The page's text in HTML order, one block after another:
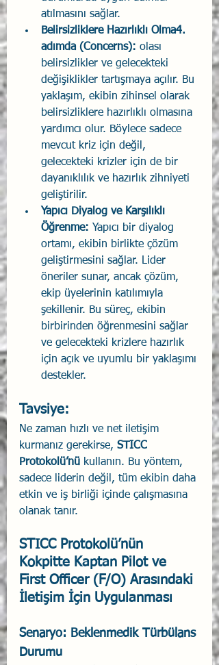
atılmasını sağlar.
Belirsizliklere Hazırlıklı Olma4.
adımda (Concerns): olası
belirsizlikler ve gelecekteki
değişiklikler tartışmaya açılır. Bu
yaklaşım, ekibin zihinsel olarak
belirsizliklere hazırlıklı olmasına
yardımcı olur. Böylece sadece
mevcut kriz için değil,
gelecekteki krizler için de bir
dayanıklılık ve hazırlık zihniyeti
geliştirilir.
Yapıcı Diyalog ve Karşılıklı
Öğrenme: Yapıcı bir diyalog
ortamı, ekibin birlikte çözüm
geliştirmesini sağlar. Lider
öneriler sunar, ancak çözüm,
ekip üyelerinin katılımıyla
şekillenir. Bu süreç, ekibin
birbirinden öğrenmesini sağlar
ve gelecekteki krizlere hazırlık
için açık ve uyumlu bir yaklaşımı
destekler.
Tavsiye:
Ne zaman hızlı ve net iletişim
kurmanız gerekirse, STICC
Protokolü’nü kullanın. Bu yöntem,
sadece liderin değil, tüm ekibin daha
etkin ve iş birliği içinde çalışmasına
olanak tanır.
STICC Protokolü’nün
Kokpitte Kaptan Pilot ve
First Officer (F/O) Arasındaki
İletişim İçin Uygulanması
Senaryo: Beklenmedik Türbülans
Durumu